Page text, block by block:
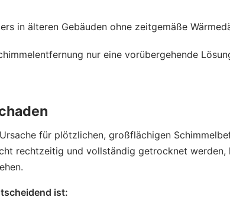
in älteren Gebäuden ohne zeitgemäße
nur eine vorübergehende
für plötzlichen, großflächigen
rechtzeitig und vollständig getrocknet werden,
ist: